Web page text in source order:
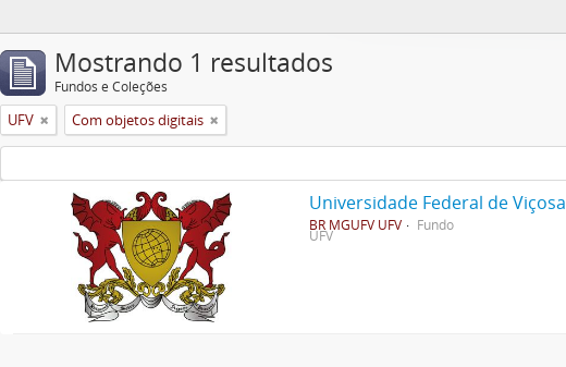
Mostrando 1 resultados
Fundos e Coleções
UFV Com objetos digitais
Universidade Federal de Viçosa
BR MGUFV UFV Fundo
UFV